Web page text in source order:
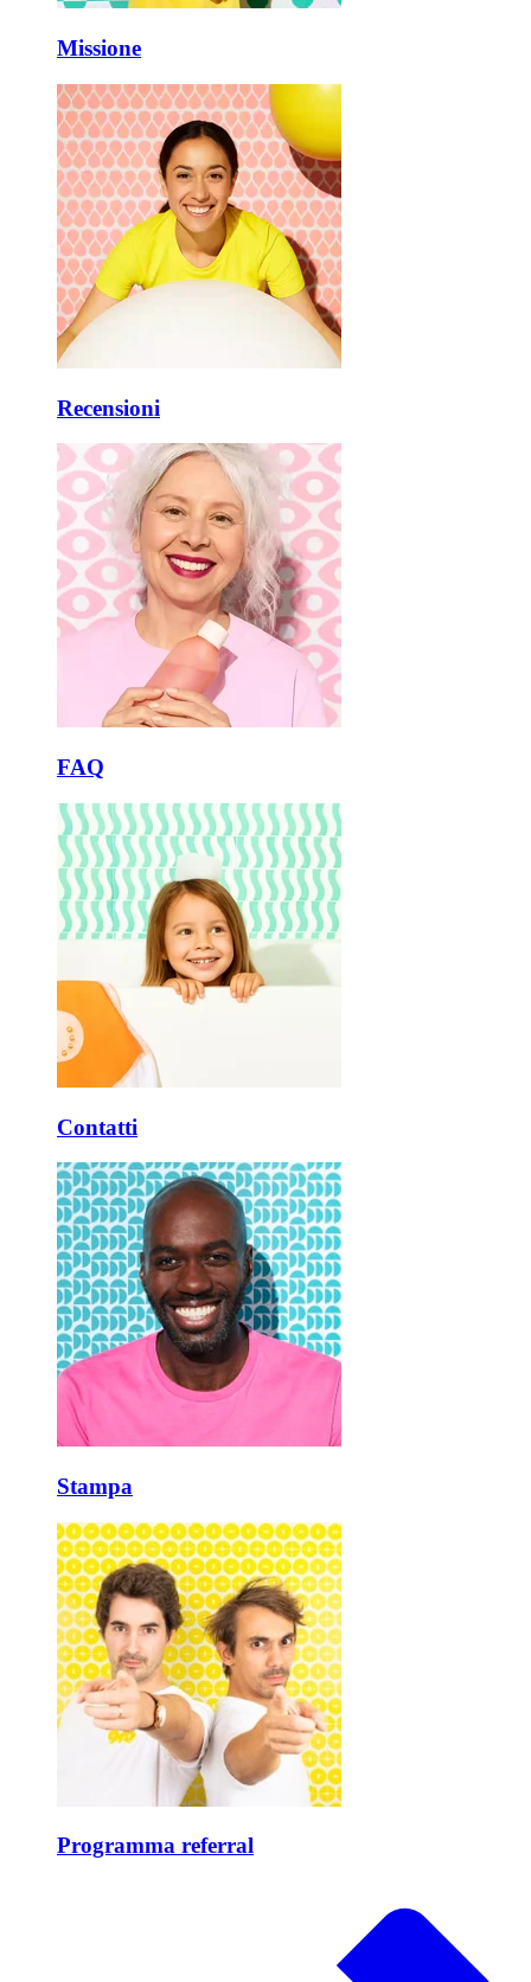
Missione
Recensioni
FAQ
Contatti
Stampa
Programma referral